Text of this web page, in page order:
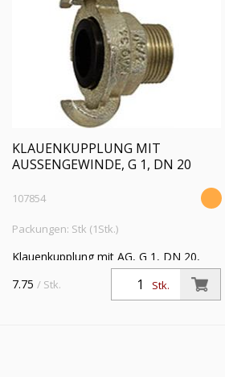
KLAUENKUPPLUNG MIT
AUSSENGEWINDE, G 1, DN 20
107854
Packungen: Stk (1Stk.)
Klauenkupplung mit AG, G 1, DN 20,
Temperguss verzinkt und gelb
passiviert, PN max. 10 bar,
Betriebstemp. -40 °C bis 95 °C
Stk.
7.75 / Stk.